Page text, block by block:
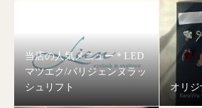
当店の人気メニュー＊LED
マツエク/パリジェンヌラッ
シュリフト
オリ